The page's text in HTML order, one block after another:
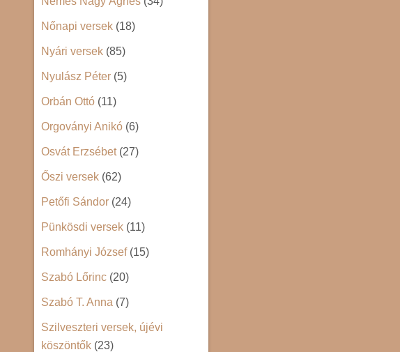
Nőnapi versek (18)
Nyári versek (85)
Nyulász Péter (5)
Orbán Ottó (11)
Orgoványi Anikó (6)
Osvát Erzsébet(27)
Őszi versek (62)
Petőfi Sándor (24)
Pünkösdi versek (11)
Romhányi József(15)
Szabó Lőrinc (20)
Szabó T. Anna (7)
Szilveszteri versek, újévi
köszöntők (23)